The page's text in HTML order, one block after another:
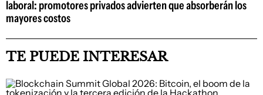
laboral: promotores privados advierten que absorberán los
mayores costos
TE PUEDE INTERESAR